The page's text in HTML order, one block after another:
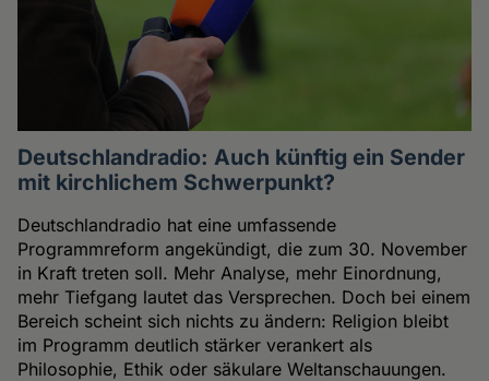
Deutschlandradio: Auch künftig ein Sender
mit kirchlichem Schwerpunkt?
Deutschlandradio hat eine umfassende
Programmreform angekündigt, die zum 30. November
in Kraft treten soll. Mehr Analyse, mehr Einordnung,
mehr Tiefgang lautet das Versprechen. Doch bei einem
Bereich scheint sich nichts zu ändern: Religion bleibt
im Programm deutlich stärker verankert als
Philosophie, Ethik oder säkulare Weltanschauungen.